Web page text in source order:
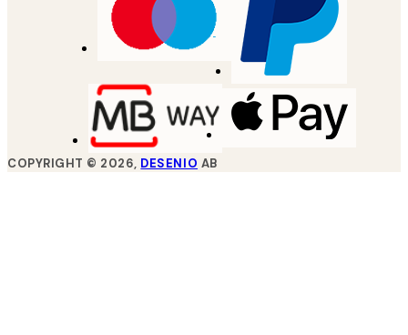
COPYRIGHT © 2026, DESENIO AB